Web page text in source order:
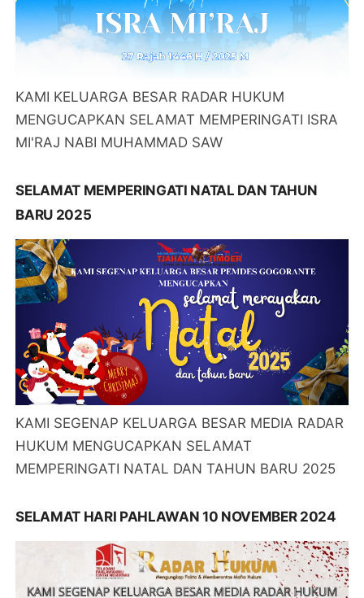
KAMI KELUARGA BESAR RADAR HUKUM
MENGUCAPKAN SELAMAT MEMPERINGATI ISRA
MI'RAJ NABI MUHAMMAD SAW
SELAMAT MEMPERINGATI NATAL DAN TAHUN
BARU 2025
KAMI SEGENAP KELUARGA BESAR MEDIA RADAR
HUKUM MENGUCAPKAN SELAMAT
MEMPERINGATI NATAL DAN TAHUN BARU 2025
SELAMAT HARI PAHLAWAN 10 NOVEMBER 2024